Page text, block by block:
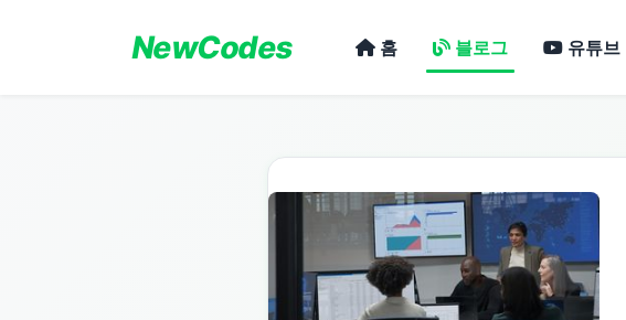
NewCodes 홈 블로그 유튜브